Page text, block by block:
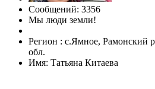
Сообщений: 3356
Мы люди земли!
Регион : с.Ямное, Рамонский
обл.
Имя: Татьяна Китаева